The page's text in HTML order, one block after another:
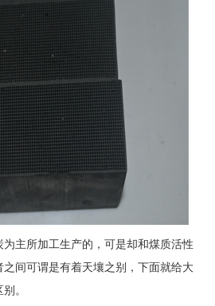
主所加工生产的，可是却和煤质活性
间可谓是有着天壤之别，下面就给大
。